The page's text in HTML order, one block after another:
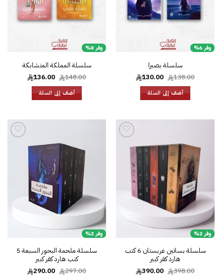
وفر 6%
سلسلة بصيرا
138.00
السعر
الأصلي
هو:
138.00.
130.00 السعر
الحالي
أضف إلى السلة
وفر 8%
سلسلة المملكة المتشابكة
148.00
السعر
الأصلي
هو:
148.00.
136.00 السعر
الحالي
أضف إلى السلة
وفر 2%
قائمة
الرغبات
سلسلة بساتين عربستان 6 كتب
هارد كفر كبير
398.00
السعر
390.00 السعر
الحالي
وفر 2%
سلسلة ملحمة البحور السبعة 5
كتب هارد كفر كبير
297.00
السعر
290.00 السعر
الحالي